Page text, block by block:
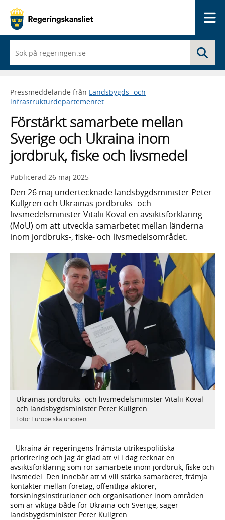
du
börjar
skriva
framträder
en
med
sökförslag
Pressmeddelande från Landsbygds- och
infrastrukturdepartementet
Förstärkt samarbete mellan
Sverige och Ukraina inom
jordbruk, fiske och livsmedel
Publicerad 26 maj 2025
Den 26 maj undertecknade landsbygdsminister Peter
Kullgren och Ukrainas jordbruks- och
livsmedelsminister Vitalii Koval en avsiktsförklaring
(MoU) om att utveckla samarbetet mellan länderna
inom jordbruks-, fiske- och livsmedelsområdet.
Ukrainas jordbruks- och livsmedelsminister Vitalii Koval
och landsbygdsminister Peter Kullgren.
Foto: Europeiska unionen
– Ukraina är regeringens främsta utrikespolitiska
prioritering och jag är glad att vi i dag tecknat en
avsiktsförklaring som rör samarbete inom jordbruk, fiske och
livsmedel. Den innebär att vi vill stärka samarbetet, främja
kontakter mellan företag, offentliga aktörer,
forskningsinstitutioner och organisationer inom områden
som är viktiga både för Ukraina och Sverige, säger
landsbygdsminister Peter Kullgren.